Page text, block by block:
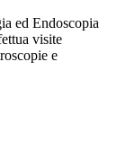
ed Endoscopia
visite
e